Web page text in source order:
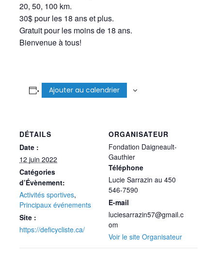
20, 50, 100 km.
30$ pour les 18 ans et plus.
Gratuit pour les moins de 18 ans.
Bienvenue à tous!
Ajouter au calendrier
DÉTAILS
Date :
12 juin 2022
Catégories
d’Évènement:
Activités sportives,
Principaux événements
Site :
https://deficycliste.ca/
ORGANISATEUR
Fondation Daigneault-
Gauthier
Téléphone
Lucie Sarrazin au 450
546-7590
E-mail
luciesarrazin57@gmail.c
om
Voir le site Organisateur